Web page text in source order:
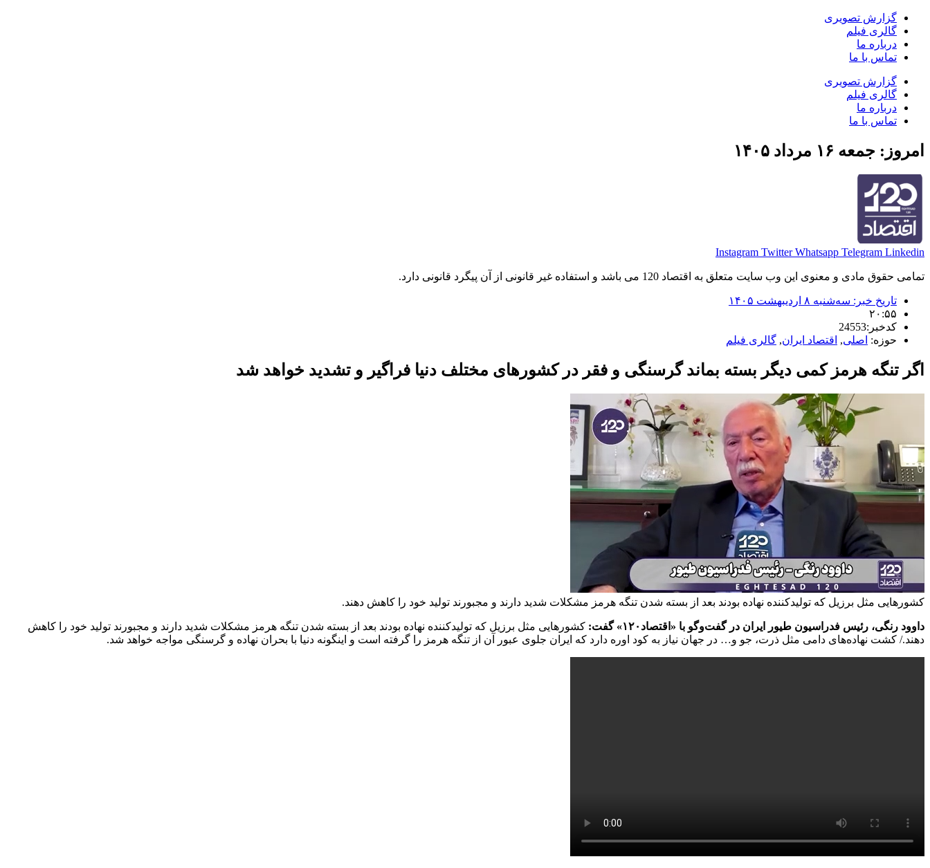
گزارش تصویری
گالری فیلم
درباره ما
تماس با ما
گزارش تصویری
گالری فیلم
درباره ما
تماس با ما
امروز: جمعه ۱۶ مرداد ۱۴۰۵
Instagram Twitter Whatsapp Telegram Linkedin
تمامی حقوق مادی و معنوی این وب سایت متعلق به اقتصاد 120 می باشد و استفاده غیر قانونی از آن پیگرد قانونی دارد.
تاریخ خبر: سه‌شنبه ۸ اردیبهشت ۱۴۰۵
۲۰:۵۵
کدخبر:24553
حوزه: اصلی, اقتصاد ایران, گالری فیلم
اگر تنگه هرمز کمی دیگر بسته بماند گرسنگی و فقر در کشورهای مختلف دنیا فراگیر و تشدید خواهد شد
کشورهایی مثل برزیل که تولیدکننده نهاده بودند بعد از بسته شدن تنگه هرمز مشکلات شدید دارند و مجبورند تولید خود را کاهش دهند.
داوود رنگی، رئیس فدراسیون طیور ایران در گفت‌وگو با «اقتصاد۱۲۰» گفت:
کشورهایی مثل برزیل که تولیدکننده نهاده بودند بعد از بسته شدن تنگه هرمز مشکلات شدید دارند و مجبورند تولید خود را کاهش
دهند./ کشت نهاده‌های دامی مثل ذرت، جو و… در جهان نیاز به کود اوره دارد که ایران جلوی عبور آن از تنگه هرمز را گرفته است و اینگونه دنیا با بحران نهاده و گرسنگی مواجه خواهد شد.